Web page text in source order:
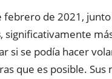
de 2021,
, significativamente
si se podía hacer
que es posible.